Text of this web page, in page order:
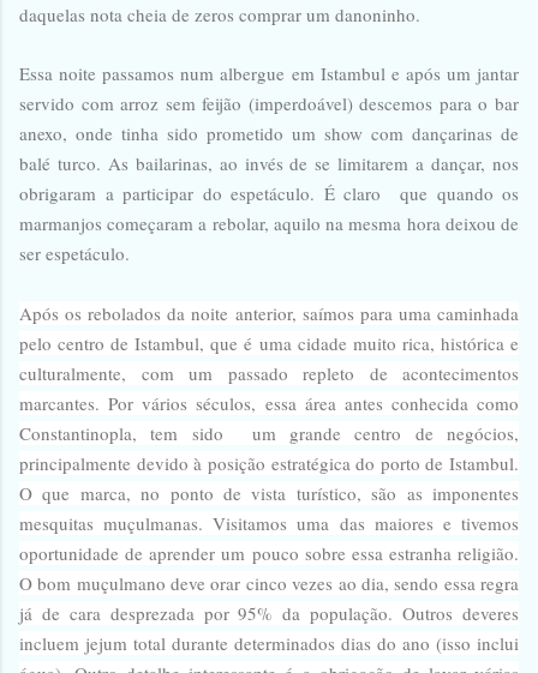
daquelas nota cheia de zeros comprar um danoninho.
Essa noite passamos num albergue em Istambul e após um jantar
servido com arroz sem feijão (imperdoável) descemos para o bar
anexo, onde tinha sido prometido um show com dançarinas de
balé turco. As bailarinas, ao invés de se limitarem a dançar, nos
obrigaram a participar do espetáculo. É claro que quando os
marmanjos começaram a rebolar, aquilo na mesma hora deixou de
ser espetáculo.
Após os rebolados da noite anterior, saímos para uma caminhada
pelo centro de Istambul, que é uma cidade muito rica, histórica e
culturalmente, com um passado repleto de acontecimentos
marcantes. Por vários séculos, essa área antes conhecida como
Constantinopla, tem sido
um grande centro de negócios,
principalmente devido à posição estratégica do porto de Istambul.
O que marca, no ponto de vista turístico, são as imponentes
mesquitas muçulmanas. Visitamos uma das maiores e tivemos
oportunidade de aprender um pouco sobre essa estranha religião.
O bom muçulmano deve orar cinco vezes ao dia, sendo essa regra
já de cara desprezada por 95% da população. Outros deveres
incluem jejum total durante determinados dias do ano (isso inclui